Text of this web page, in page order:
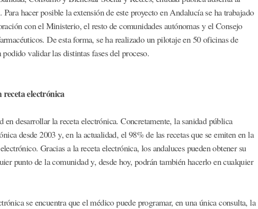
hacer posible la extensión de este proyecto en Andalucía se ha trabajado
con el Ministerio, el resto de comunidades autónomas y el Consejo
De esta forma, se ha realizado un pilotaje en 50 oficinas de
validar las distintas fases del proceso.
electrónica
desarrollar la receta electrónica. Concretamente, la sanidad pública
desde 2003 y, en la actualidad, el 98% de las recetas que se emiten en la
Gracias a la receta electrónica, los andaluces pueden obtener su
punto de la comunidad y, desde hoy, podrán también hacerlo en cualquier
se encuentra que el médico puede programar, en una única consulta, la